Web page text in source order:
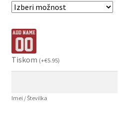
Tiskom (+€5.95)
Imei / Številka